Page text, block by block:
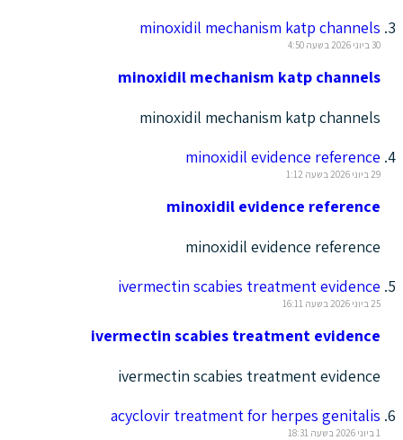
minoxidil mechanism katp channels
30 ביוני 2026 בשעה 4:50
minoxidil mechanism katp channels
minoxidil mechanism katp channels
minoxidil evidence reference
29 ביוני 2026 בשעה 1:12
minoxidil evidence reference
minoxidil evidence reference
ivermectin scabies treatment evidence
25 ביוני 2026 בשעה 16:11
ivermectin scabies treatment evidence
ivermectin scabies treatment evidence
acyclovir treatment for herpes genitalis
1 ביוני 2026 בשעה 18:31